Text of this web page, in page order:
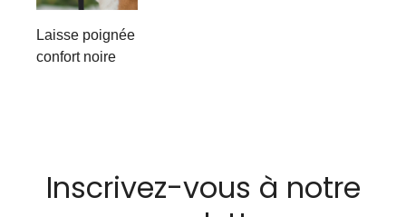
Laisse poignée
confort noire
Inscrivez-vous à notre